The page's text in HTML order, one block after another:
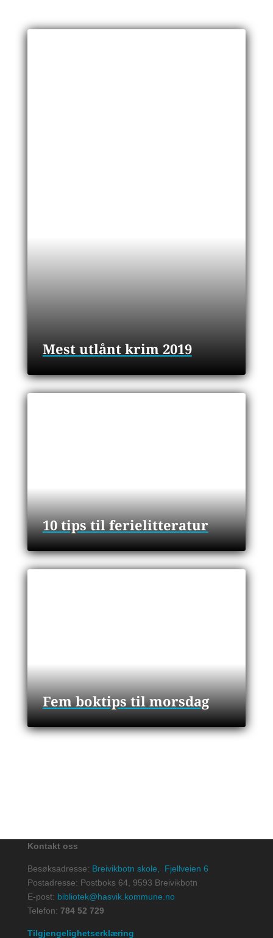
Mest utlånt krim 2019
10 tips til ferielitteratur
Fem boktips til morsdag
Kontakt oss
Besøksadresse: Breivikbotn skole, Fjellveien 6
Postadresse: Postboks 64, 9593 Breivikbotn
E-post: bibliotek@hasvik.kommune.no
Telefon: 784 52 729
Tilgjengelighetserklæring